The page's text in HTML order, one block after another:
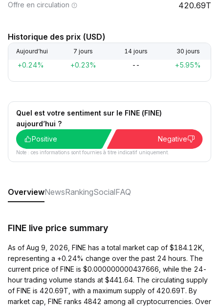
Offre en circulation 420.69T
Historique des prix (USD)
Aujourd’hui 7 jours 14 jours 30 jours
+0.24% +0.23% -- +5.95%
Quel est votre sentiment sur le FINE (FINE)
aujourd’hui ?
Positive
Negative
Note : ces informations sont fournies à titre indicatif uniquement.
OverviewNewsRankingSocialFAQ
FINE live price summary
As of Aug 9, 2026, FINE has a total market cap of $184.12K,
representing a +0.24% change over the past 24 hours. The
current price of FINE is $0.000000000437666, while the 24-
hour trading volume stands at $441.64. The circulating supply
of FINE is 420.69T, with a maximum supply of 420.69T. By
market cap, FINE ranks 4842 among all cryptocurrencies. Over